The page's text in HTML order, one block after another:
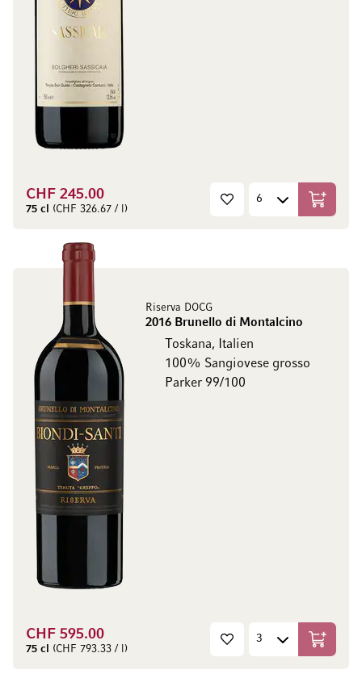
CHF 245.00
75 cl (CHF 326.67 / l) In den
Riserva DOCG
2016 Brunello di Montalcino
Toskana, Italien
100% Sangiovese grosso
Parker 99/100
CHF 595.00
75 cl (CHF 793.33 / l) In den